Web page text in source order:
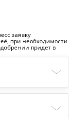
заявку
при необходимости
придет в